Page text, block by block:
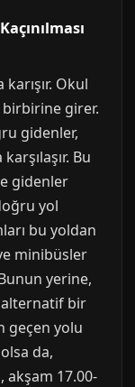
Okul
birbirine girer.
gidenler,
Bu
gidenler
yol
bu yoldan
minibüsler
yerine,
bir
geçen yolu
da,
akşam 17.00-